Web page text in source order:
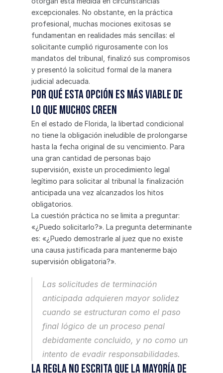
excepcionales. No obstante, en la práctica
profesional, muchas mociones exitosas se
fundamentan en realidades más sencillas: el
solicitante cumplió rigurosamente con los
mandatos del tribunal, finalizó sus compromisos
y presentó la solicitud formal de la manera
judicial adecuada.
Por qué esta opción es más viable de
lo que muchos creen
En el estado de Florida, la libertad condicional
no tiene la obligación ineludible de prolongarse
hasta la fecha original de su vencimiento. Para
una gran cantidad de personas bajo
supervisión, existe un procedimiento legal
legítimo para solicitar al tribunal la finalización
anticipada una vez alcanzados los hitos
obligatorios.
La cuestión práctica no se limita a preguntar:
«¿Puedo solicitarlo?». La pregunta determinante
es: «¿Puedo demostrarle al juez que no existe
una causa justificada para mantenerme bajo
supervisión obligatoria?».
Las solicitudes de terminación
anticipada adquieren mayor solidez
cuando se estructuran como el paso
final lógico de un proceso penal
debidamente concluido, y no como un
intento de evadir responsabilidades.
La regla no escrita que la mayoría de